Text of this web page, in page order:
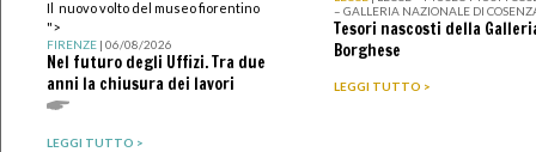
Il nuovo volto del museo fiorentino
">
FIRENZE| 06/08/2026
Nel futuro degli Uffizi. Tra due
anni la chiusura dei lavori
LEGGI TUTTO >
– GALLERIA NAZIONALE DI
Tesori nascosti della
Borghese
LEGGI TUTTO >